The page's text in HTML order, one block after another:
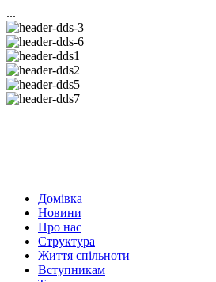
...
Домівка
Новини
Про нас
Структура
Життя спільноти
Вступникам